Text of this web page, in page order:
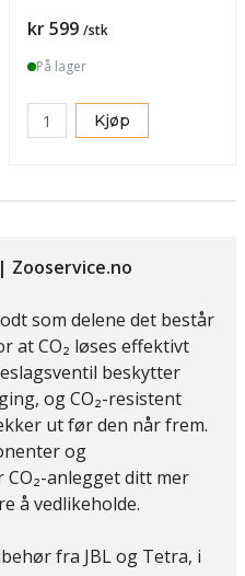
Pris
kr 599 /stk
På lager
Kjøp
Zooservice.no
som delene det består
at CO₂ løses effektivt
beskytter
og CO₂-resistent
ut før den når frem.
og
anlegget ditt mer
å vedlikeholde.
fra JBL og Tetra, i